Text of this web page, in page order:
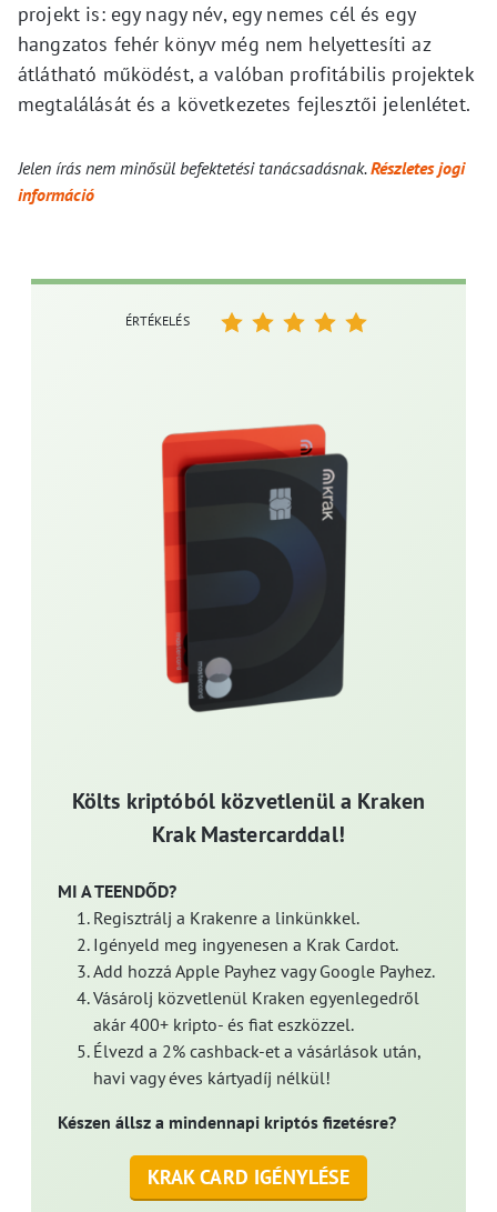
projekt is: egy nagy név, egy nemes cél és egy
hangzatos fehér könyv még nem helyettesíti az
átlátható működést, a valóban profitábilis projektek
megtalálását és a következetes fejlesztői jelenlétet.
Jelen írás nem minősül befektetési tanácsadásnak.Részletes jogi
információ
Költs kriptóból közvetlenül a Kraken
Krak Mastercarddal!
MI A TEENDŐD?
Regisztrálj a Krakenre a linkünkkel.
Igényeld meg ingyenesen a Krak Cardot.
Add hozzá Apple Payhez vagy Google Payhez.
Vásárolj közvetlenül Kraken egyenlegedről
akár 400+ kripto- és fiat eszközzel.
Élvezd a 2% cashback-et a vásárlások után,
havi vagy éves kártyadíj nélkül!
Készen állsz a mindennapi kriptós fizetésre?
KRAK CARD IGÉNYLÉSE
ÉRTÉKELÉS